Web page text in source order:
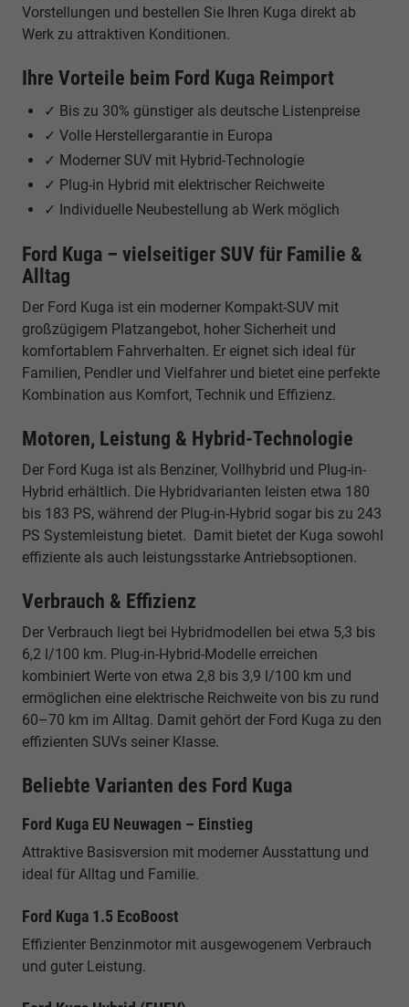
Vorstellungen und bestellen Sie Ihren Kuga direkt ab
Werk zu attraktiven Konditionen.
Ihre Vorteile beim Ford Kuga Reimport
✓ Bis zu 30% günstiger als deutsche Listenpreise
✓ Volle Herstellergarantie in Europa
✓ Moderner SUV mit Hybrid-Technologie
✓ Plug-in Hybrid mit elektrischer Reichweite
✓ Individuelle Neubestellung ab Werk möglich
Ford Kuga – vielseitiger SUV für Familie &
Alltag
Der Ford Kuga ist ein moderner Kompakt-SUV mit
großzügigem Platzangebot, hoher Sicherheit und
komfortablem Fahrverhalten. Er eignet sich ideal für
Familien, Pendler und Vielfahrer und bietet eine perfekte
Kombination aus Komfort, Technik und Effizienz.
Motoren, Leistung & Hybrid-Technologie
Der Ford Kuga ist als Benziner, Vollhybrid und Plug-in-
Hybrid erhältlich. Die Hybridvarianten leisten etwa 180
bis 183 PS, während der Plug-in-Hybrid sogar bis zu 243
PS Systemleistung bietet. Damit bietet der Kuga sowohl
effiziente als auch leistungsstarke Antriebsoptionen.
Verbrauch & Effizienz
Der Verbrauch liegt bei Hybridmodellen bei etwa 5,3 bis
6,2 l/100 km. Plug-in-Hybrid-Modelle erreichen
kombiniert Werte von etwa 2,8 bis 3,9 l/100 km und
ermöglichen eine elektrische Reichweite von bis zu rund
60–70 km im Alltag. Damit gehört der Ford Kuga zu den
effizienten SUVs seiner Klasse.
Beliebte Varianten des Ford Kuga
Ford Kuga EU Neuwagen – Einstieg
Attraktive Basisversion mit moderner Ausstattung und
ideal für Alltag und Familie.
Ford Kuga 1.5 EcoBoost
Effizienter Benzinmotor mit ausgewogenem Verbrauch
und guter Leistung.